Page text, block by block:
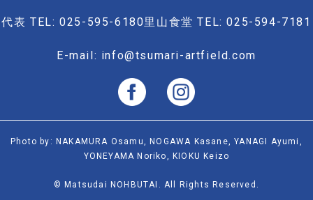
代表 TEL: 025-595-6180里山食堂 TEL: 025-594-7181
E-mail: info@tsumari-artfield.com
Photo by: NAKAMURA Osamu, NOGAWA Kasane, YANAGI Ayumi,
YONEYAMA Noriko, KIOKU Keizo
© Matsudai NOHBUTAI. All Rights Reserved.